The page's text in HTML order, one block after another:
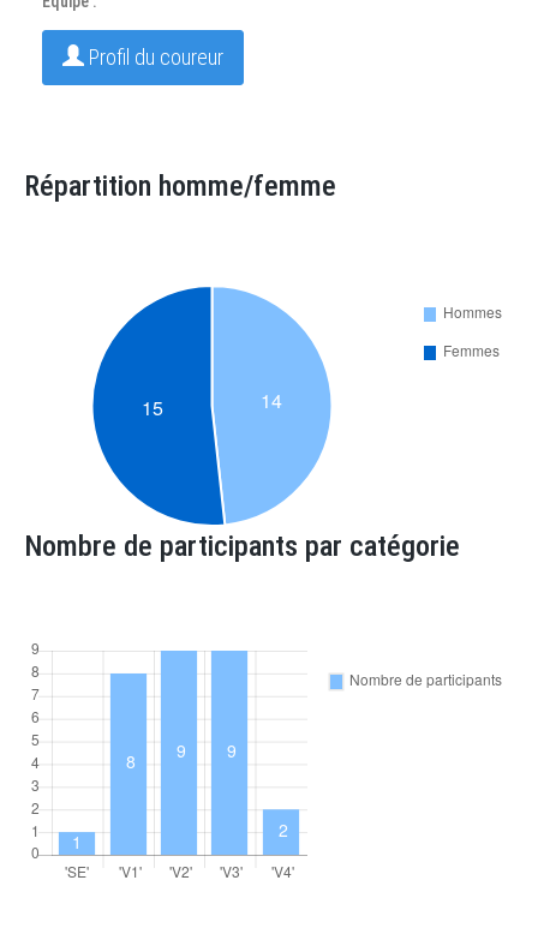
Profil du coureur
Répartition homme/femme
Nombre de participants par catégorie